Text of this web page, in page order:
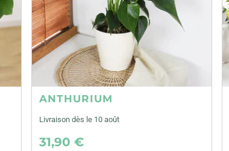
ANTHURIUM
Livraison dès le 10 août
31,90 €